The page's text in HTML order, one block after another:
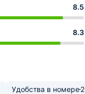
8.5
8.3
Удобства в номере2